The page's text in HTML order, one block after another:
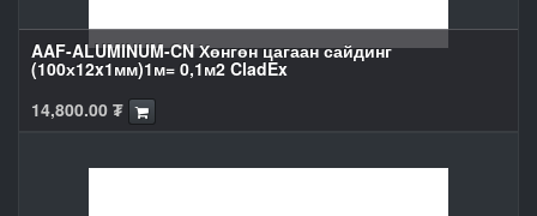
AAF-ALUMINUM-CN Хөнгөн цагаан сайдинг
(100х12x1мм)1м= 0,1м2 CladEx
14,800.00 ₮